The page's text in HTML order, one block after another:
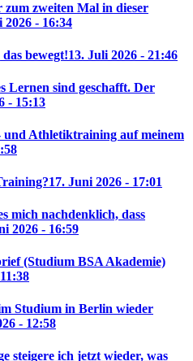
zum zweiten Mal in dieser
2026 - 16:34
bewegt!13. Juli 2026 - 21:46
Lernen sind geschafft. Der
- 15:13
und Athletiktraining auf meinem
17. Juni 2026 - 17:01
mich nachdenklich, dass
2026 - 16:59
(Studium BSA Akademie)
Studium in Berlin wieder
- 12:58
steigere ich jetzt wieder, was